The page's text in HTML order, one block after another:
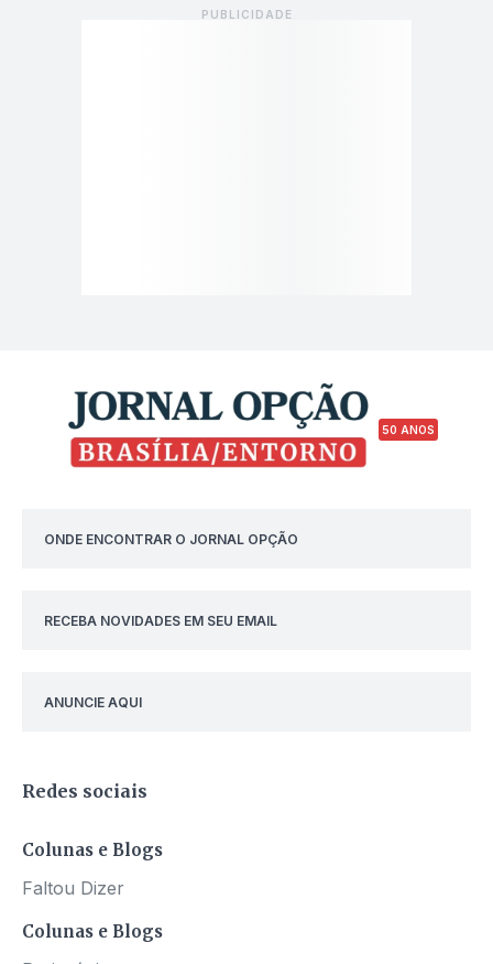
50 ANOS
ONDE ENCONTRAR O JORNAL OPÇÃO
RECEBA NOVIDADES EM SEU EMAIL
ANUNCIE AQUI
Redes sociais
Colunas e Blogs
Faltou Dizer
Colunas e Blogs